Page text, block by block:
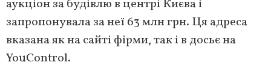
аукціон за будівлю в центрі Києва і
запропонувала за неї 63 млн грн. Ця адреса
вказана як на сайті фірми, так і в досьє на
YouControl.